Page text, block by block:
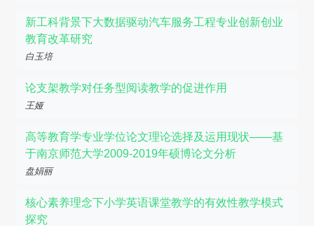
新工科背景下大数据驱动汽车服务工程专业创新创业
教育改革研究
白玉培
论支架教学对任务型阅读教学的促进作用
王娅
高等教育学专业学位论文理论选择及运用现状——基
于南京师范大学2009-2019年硕博论文分析
盘娟丽
核心素养理念下小学英语课堂教学的有效性教学模式
探究